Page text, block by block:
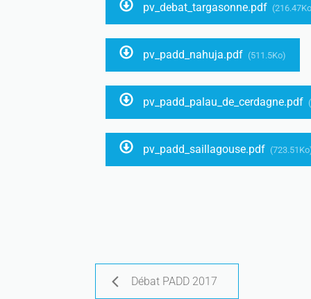
pv_debat_targasonne.pdf
pv_padd_nahuja.pdf (511.5Ko)
pv_padd_palau_de_cerdagne.pdf
pv_padd_saillagouse.pdf
Débat PADD 2017